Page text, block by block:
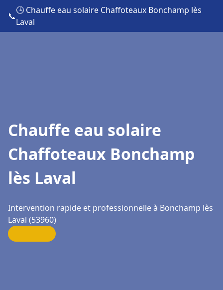
📞
🕒 Chauffe eau solaire Chaffoteaux Bonchamp lès
Laval
Chauffe eau solaire
Chaffoteaux Bonchamp
lès Laval
Intervention rapide et professionnelle à Bonchamp lès
Laval (53960)